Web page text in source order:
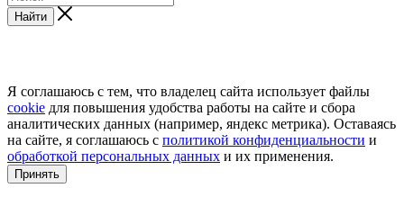
Найти
Я соглашаюсь с тем, что владелец сайта использует файлы
cookie для повышения удобства работы на сайте и сбора
аналитических данных (например, яндекс метрика). Оставаясь
на сайте, я соглашаюсь с политикой конфиденциальности и
обработкой персональных данных и их применения.
Принять